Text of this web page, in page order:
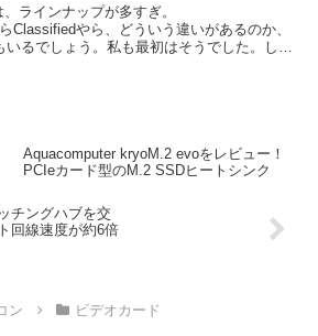
ラインナップが多すぎ。
Classifiedやら、どういう違いがあるのか、
るでしょう。私も最初はそうでした。しか
Aquacomputer kryoM.2 evoをレビュー！
PCIeカード型のM.2 SSDヒートシンク
チングハブを交
回線速度が約6倍
ン ビデオカード